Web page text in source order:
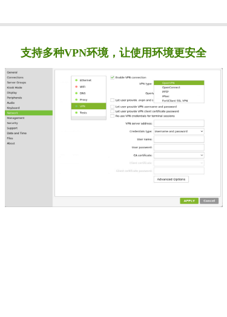
支持多种VPN环境，让使用环境更安全